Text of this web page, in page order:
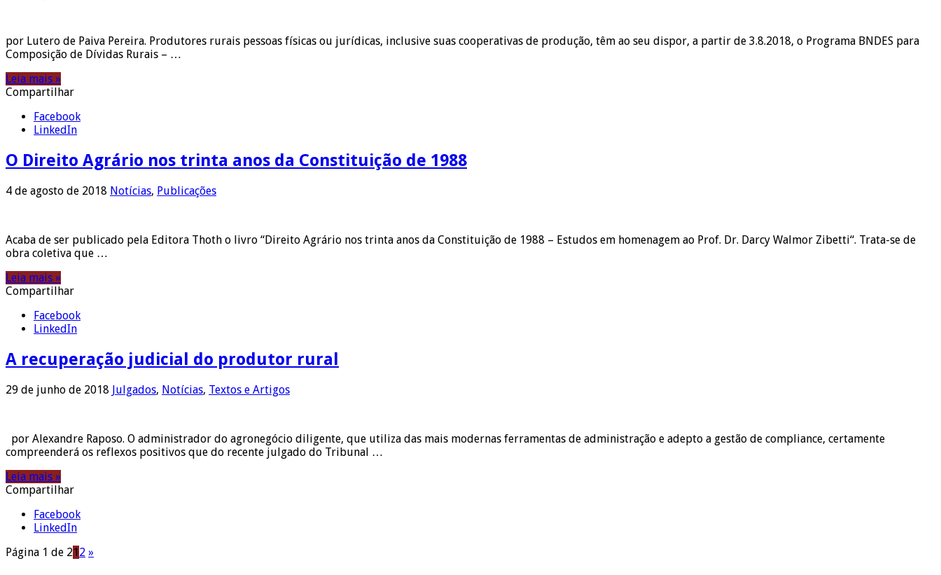
por Lutero de Paiva Pereira. Produtores rurais pessoas físicas ou jurídicas, inclusive suas cooperativas de produção, têm ao seu dispor, a partir de 3.8.2018, o Programa BNDES para
Composição de Dívidas Rurais – …
Leia mais »
Compartilhar
Facebook
LinkedIn
O Direito Agrário nos trinta anos da Constituição de 1988
4 de agosto de 2018 Notícias, Publicações
Acaba de ser publicado pela Editora Thoth o livro “Direito Agrário nos trinta anos da Constituição de 1988 – Estudos em homenagem ao Prof. Dr. Darcy Walmor Zibetti“. Trata-se de
obra coletiva que …
Leia mais »
Compartilhar
Facebook
LinkedIn
A recuperação judicial do produtor rural
29 de junho de 2018 Julgados, Notícias, Textos e Artigos
por Alexandre Raposo. O administrador do agronegócio diligente, que utiliza das mais modernas ferramentas de administração e adepto a gestão de compliance, certamente
compreenderá os reflexos positivos que do recente julgado do Tribunal …
Leia mais »
Compartilhar
Facebook
LinkedIn
Página 1 de 21 2 »